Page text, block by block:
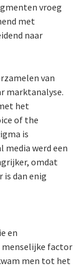
vroeg
met
naar
van
marktanalyse.
het
of the
is
media werd een
omdat
dan enig
en
menselijke factor
men tot het